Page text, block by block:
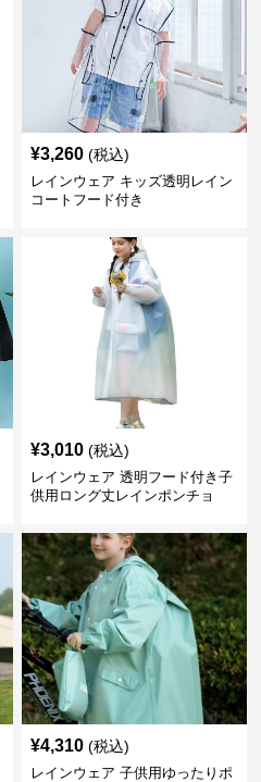
¥3,260 (税込)
レインウェア キッズ透明レイン
コートフード付き
¥3,010 (税込)
レインウェア 透明フード付き子
供用ロング丈レインポンチョ
¥4,310 (税込)
レインウェア 子供用ゆったりポ